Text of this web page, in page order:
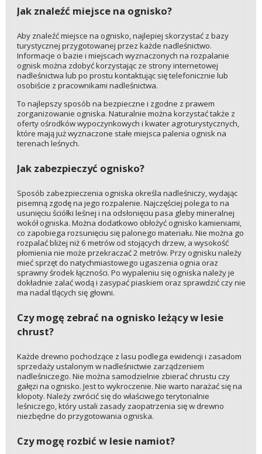
Jak znaleźć miejsce na ognisko?
Aby znaleźć miejsce na ognisko, najlepiej skorzystać z bazy
turystycznej przygotowanej przez każde nadleśnictwo.
Informacje o bazie i miejscach wyznaczonych na rozpalanie
ognisk można zdobyć korzystając ze strony internetowej
nadleśnictwa lub po prostu kontaktując się telefonicznie lub
osobiście z pracownikami nadleśnictwa.
To najlepszy sposób na bezpieczne i zgodne z prawem
zorganizowanie ogniska. Naturalnie można korzystać także z
oferty ośrodków wypoczynkowych i kwater agroturystycznych,
które mają już wyznaczone stałe miejsca palenia ognisk na
terenach leśnych.
Jak zabezpieczyć ognisko?
Sposób zabezpieczenia ogniska określa nadleśniczy, wydając
pisemną zgodę na jego rozpalenie. Najczęściej polega to na
usunięciu ściółki leśnej i na odsłonięciu pasa gleby mineralnej
wokół ogniska. Można dodatkowo obłożyć ognisko kamieniami,
co zapobiega rozsunięciu się palonego materiału. Nie można go
rozpalać bliżej niż 6 metrów od stojących drzew, a wysokość
płomienia nie może przekraczać 2 metrów. Przy ognisku należy
mieć sprzęt do natychmiastowego ugaszenia ognia oraz
sprawny środek łączności. Po wypaleniu się ogniska należy je
dokładnie zalać wodą i zasypać piaskiem oraz sprawdzić czy nie
ma nadal tlących się głowni.
Czy mogę zebrać na ognisko leżący w lesie
chrust?
Każde drewno pochodzące z lasu podlega ewidencji i zasadom
sprzedaży ustalonym w nadleśnictwie zarządzeniem
nadleśniczego. Nie można samodzielnie zbierać chrustu czy
gałęzi na ognisko. Jest to wykroczenie. Nie warto narażać się na
kłopoty. Należy zwrócić się do właściwego terytorialnie
leśniczego, który ustali zasady zaopatrzenia się w drewno
niezbędne do przygotowania ogniska.
Czy mogę rozbić w lesie namiot?